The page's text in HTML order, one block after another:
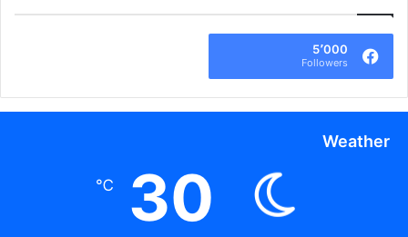
5٬000
Followers
Weather
30
℃